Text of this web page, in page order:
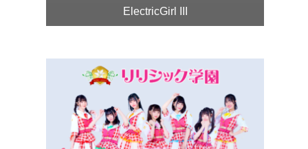
ElectricGirl III